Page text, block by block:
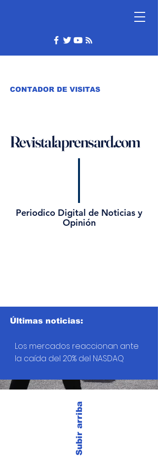
CONTADOR DE VISITAS
Revistalaprensard.com
Periodico Digital de Noticias y
Opinión
Subir arriba
Últimas noticias:
Los mercados reaccionan ante
la caída del 20% del NASDAQ